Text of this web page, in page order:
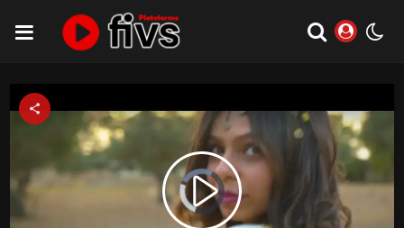
Video
Player
is
loading.
Play